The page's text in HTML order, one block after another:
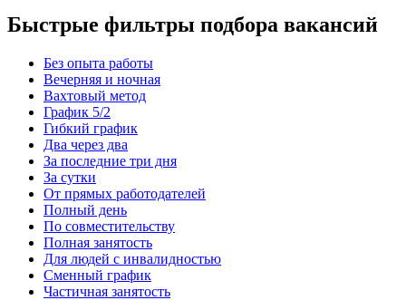
Быстрые фильтры подбора вакансий
Без опыта работы
Вечерняя и ночная
Вахтовый метод
График 5/2
Гибкий график
Два через два
За последние три дня
За сутки
От прямых работодателей
Полный день
По совместительству
Полная занятость
Для людей с инвалидностью
Сменный график
Частичная занятость